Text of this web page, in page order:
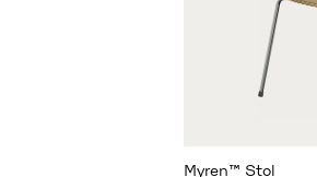
Myren™ Stol